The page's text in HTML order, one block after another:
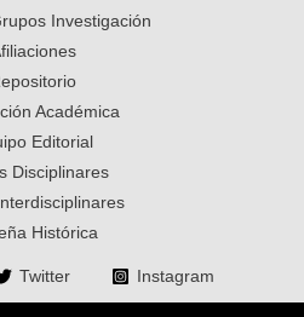
Investigación
Académica
Editorial
Disciplinares
Histórica
Twitter Instagram